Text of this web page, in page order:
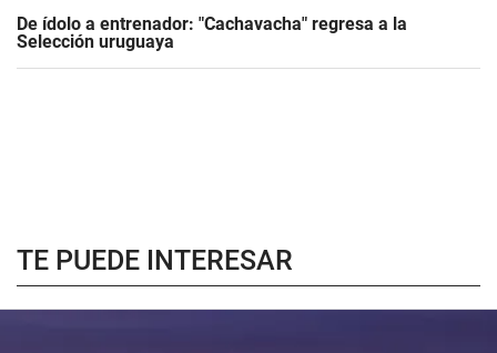
De ídolo a entrenador: "Cachavacha" regresa a la
Selección uruguaya
TE PUEDE INTERESAR